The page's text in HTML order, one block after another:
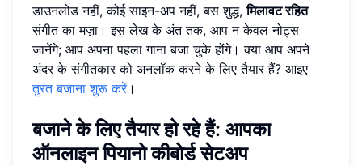
डाउनलोड नहीं, कोई साइन-अप नहीं, बस शुद्ध,मिलावट रहित
संगीत का मज़ा। इस लेख के अंत तक, आप न केवल नोट्स
जानेंगे; आप अपना पहला गाना बजा चुके होंगे। क्या आप अपने
अंदर के संगीतकार को अनलॉक करने के लिए तैयार हैं? आइए
तुरंत बजाना शुरू करें ।
बजाने के लिए तैयार हो रहे हैं: आपका
ऑनलाइन पियानो कीबोर्ड सेटअप